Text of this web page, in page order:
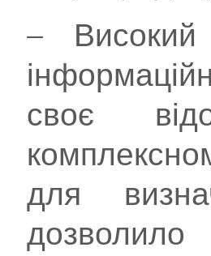
– Високий
своє
для
дозволило